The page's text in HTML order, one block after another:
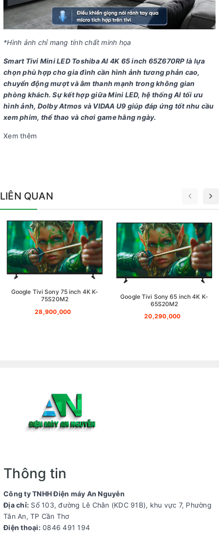
*Hình ảnh chỉ mang tính chất minh họa
Smart Tivi Mini LED Toshiba AI 4K 65 inch 65Z670RP là lựa
chọn phù hợp cho gia đình cần hình ảnh tương phản cao,
chuyển động mượt và âm thanh mạnh trong không gian
phòng khách. Sự kết hợp giữa Mini LED, hệ thống AI tối ưu
hình ảnh, Dolby Atmos và VIDAA U9 giúp đáp ứng tốt nhu cầu
xem phim, thể thao và chơi game hằng ngày.
Xem thêm
LIÊN QUAN
Google Tivi Sony 75 inch 4K K-
75S20M2
28,900,000
Google Tivi Sony 65 inch 4K K-
65S20M2
20,290,000
Thông tin
Công ty TNHH Điện máy An Nguyễn
Địa chỉ: Số 103, đường Lê Chân (KDC 91B), khu vực 7, Phường
Tân An, TP Cần Thơ
Điện thoại:0846 491 194